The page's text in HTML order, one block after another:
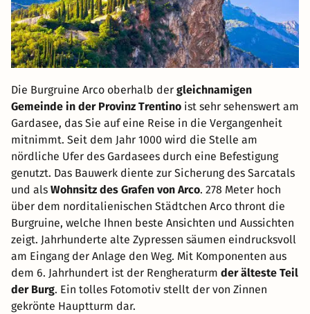
Die Burgruine Arco oberhalb der gleichnamigen
Gemeinde in der Provinz Trentino ist sehr sehenswert am
Gardasee, das Sie auf eine Reise in die Vergangenheit
mitnimmt. Seit dem Jahr 1000 wird die Stelle am
nördliche Ufer des Gardasees durch eine Befestigung
genutzt. Das Bauwerk diente zur Sicherung des Sarcatals
und als Wohnsitz des Grafen von Arco. 278 Meter hoch
über dem norditalienischen Städtchen Arco thront die
Burgruine, welche Ihnen beste Ansichten und Aussichten
zeigt. Jahrhunderte alte Zypressen säumen eindrucksvoll
am Eingang der Anlage den Weg. Mit Komponenten aus
dem 6. Jahrhundert ist der Rengheraturm der älteste Teil
der Burg. Ein tolles Fotomotiv stellt der von Zinnen
gekrönte Hauptturm dar.